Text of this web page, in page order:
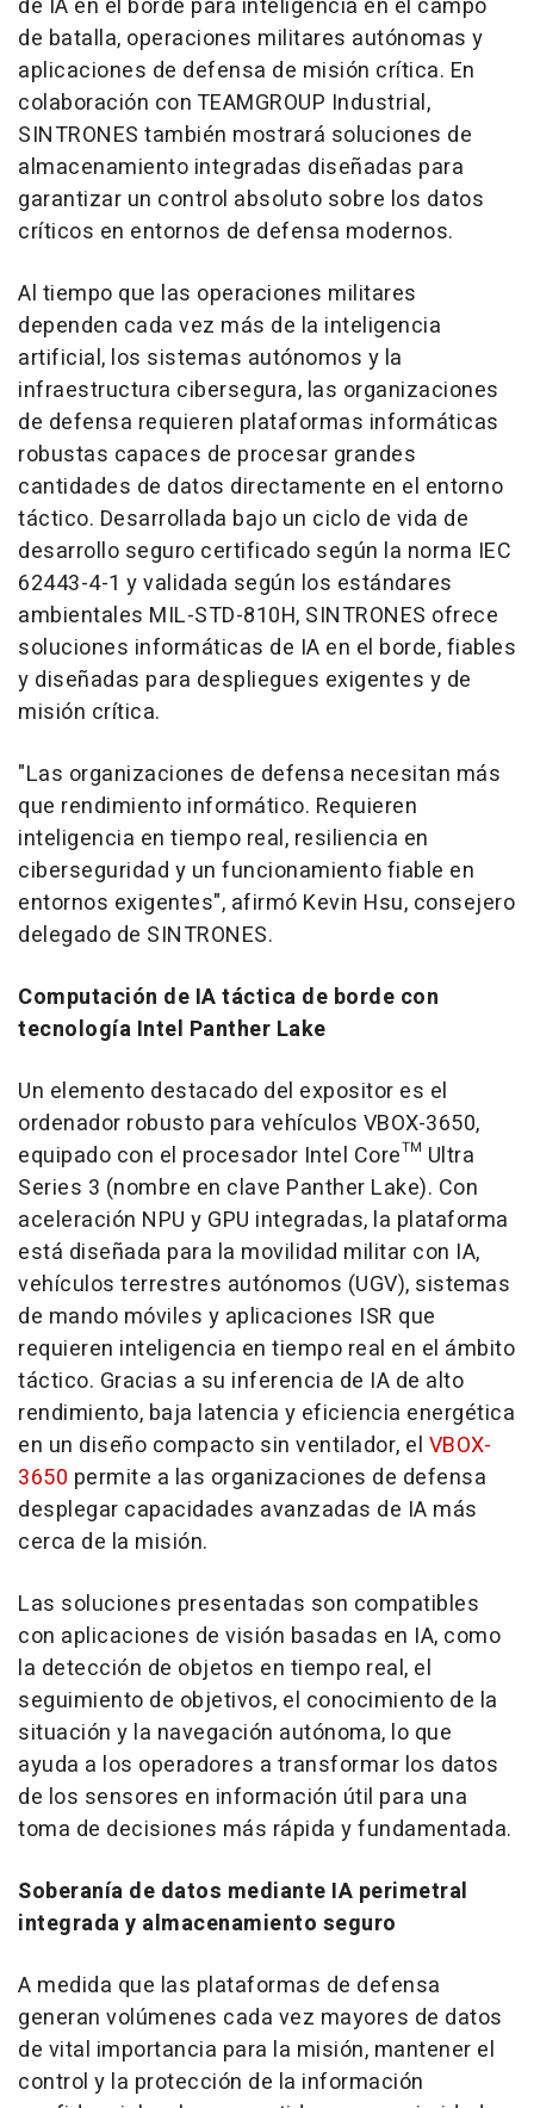
de IA en el borde para inteligencia en el campo
de batalla, operaciones militares autónomas y
aplicaciones de defensa de misión crítica. En
colaboración con TEAMGROUP Industrial,
SINTRONES también mostrará soluciones de
almacenamiento integradas diseñadas para
garantizar un control absoluto sobre los datos
críticos en entornos de defensa modernos.
Al tiempo que las operaciones militares
dependen cada vez más de la inteligencia
artificial, los sistemas autónomos y la
infraestructura cibersegura, las organizaciones
de defensa requieren plataformas informáticas
robustas capaces de procesar grandes
cantidades de datos directamente en el entorno
táctico. Desarrollada bajo un ciclo de vida de
desarrollo seguro certificado según la norma IEC
62443-4-1 y validada según los estándares
ambientales MIL-STD-810H, SINTRONES ofrece
soluciones informáticas de IA en el borde, fiables
y diseñadas para despliegues exigentes y de
misión crítica.
"Las organizaciones de defensa necesitan más
que rendimiento informático. Requieren
inteligencia en tiempo real, resiliencia en
ciberseguridad y un funcionamiento fiable en
entornos exigentes", afirmó Kevin Hsu, consejero
delegado de SINTRONES.
Computación de IA táctica de borde con
tecnología Intel Panther Lake
Un elemento destacado del expositor es el
ordenador robusto para vehículos VBOX-3650,
equipado con el procesador Intel Core™ Ultra
Series 3 (nombre en clave Panther Lake). Con
aceleración NPU y GPU integradas, la plataforma
está diseñada para la movilidad militar con IA,
vehículos terrestres autónomos (UGV), sistemas
de mando móviles y aplicaciones ISR que
requieren inteligencia en tiempo real en el ámbito
táctico. Gracias a su inferencia de IA de alto
rendimiento, baja latencia y eficiencia energética
en un diseño compacto sin ventilador, el VBOX-
3650 permite a las organizaciones de defensa
desplegar capacidades avanzadas de IA más
cerca de la misión.
Las soluciones presentadas son compatibles
con aplicaciones de visión basadas en IA, como
la detección de objetos en tiempo real, el
seguimiento de objetivos, el conocimiento de la
situación y la navegación autónoma, lo que
ayuda a los operadores a transformar los datos
de los sensores en información útil para una
toma de decisiones más rápida y fundamentada.
Soberanía de datos mediante IA perimetral
integrada y almacenamiento seguro
A medida que las plataformas de defensa
generan volúmenes cada vez mayores de datos
de vital importancia para la misión, mantener el
control y la protección de la información